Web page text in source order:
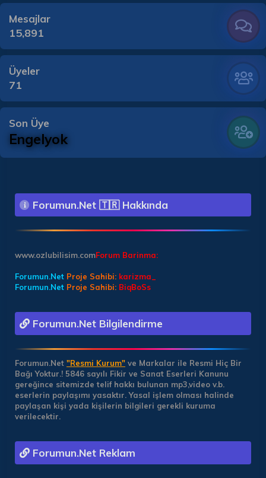
Mesajlar
15,891
Üyeler
71
Son Üye
Engelyok
Forumun.Net 🇹🇷 Hakkında
Forum Barinma:
www.ozlubilisim.com
Forumun.Net Proje Sahibi: karizma_
Forumun.Net Proje Sahibi: BiqBoSs
Forumun.Net Bilgilendirme
Forumun.Net "Resmi Kurum" ve Markalar ile Resmi Hiç Bir
Bağı Yoktur.! 5846 sayılı Fikir ve Sanat Eserleri Kanunu
gereğince sitemizde telif hakkı bulunan mp3,video v.b.
eserlerin paylaşımı yasaktır. Yasal işlem olması halinde
paylaşan kişi yada kişilerin bilgileri gerekli kuruma
verilecektir.
Forumun.Net Reklam